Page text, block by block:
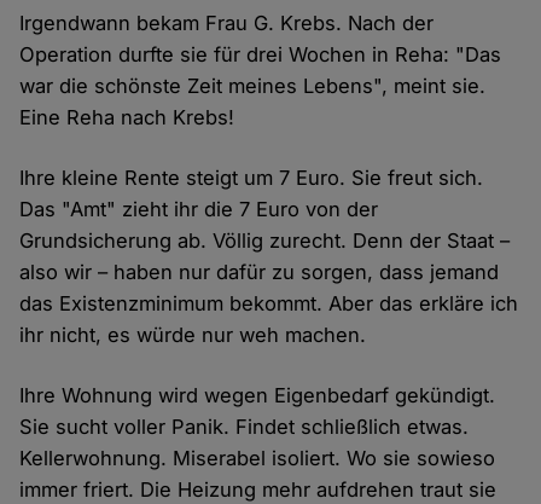
Irgendwann bekam Frau G. Krebs. Nach der
Operation durfte sie für drei Wochen in Reha: "Das
war die schönste Zeit meines Lebens", meint sie.
Eine Reha nach Krebs!
Ihre kleine Rente steigt um 7 Euro. Sie freut sich.
Das "Amt" zieht ihr die 7 Euro von der
Grundsicherung ab. Völlig zurecht. Denn der Staat –
also wir – haben nur dafür zu sorgen, dass jemand
das Existenzminimum bekommt. Aber das erkläre ich
ihr nicht, es würde nur weh machen.
Ihre Wohnung wird wegen Eigenbedarf gekündigt.
Sie sucht voller Panik. Findet schließlich etwas.
Kellerwohnung. Miserabel isoliert. Wo sie sowieso
immer friert. Die Heizung mehr aufdrehen traut sie